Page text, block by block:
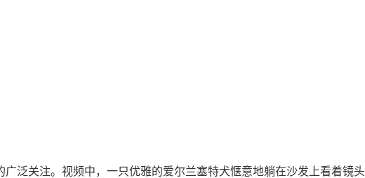
广泛关注。视频中，一只优雅的爱尔兰塞特犬惬意地躺在沙发上看着镜